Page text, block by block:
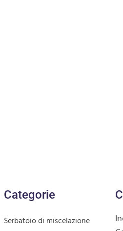
Categorie
Serbatoio di miscelazione